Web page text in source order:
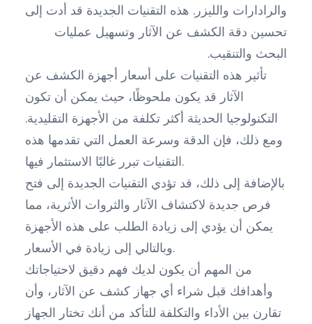
والرادارات والليزر. هذه التقنيات الجديدة قد أدت إلى
تحسين دقة الكشف عن الآثار وتسهيل عمليات
البحث والتنقيب.
تأثير هذه التقنيات على أسعار أجهزة الكشف عن
الآثار قد يكون ملحوظًا، حيث يمكن أن تكون
التكنولوجيا الحديثة أكثر تكلفة من الأجهزة التقليدية.
ومع ذلك، فإن الدقة وسرعة العمل التي تقدمها هذه
التقنيات تبرر غالبًا الاستثمار فيها.
بالإضافة إلى ذلك، قد تؤدي التقنيات الجديدة إلى فتح
فرص جديدة لاكتشاف الآثار والثروات الأثرية، مما
يمكن أن يؤدي إلى زيادة الطلب على هذه الأجهزة
وبالتالي إلى زيادة في الأسعار.
من المهم أن يكون لديك فهم دقيق لاحتياجاتك
وأهدافك قبل شراء أي جهاز كشف عن الآثار، وأن
تقارن بين الأداء والتكلفة للتأكد من أنك تختار الجهاز